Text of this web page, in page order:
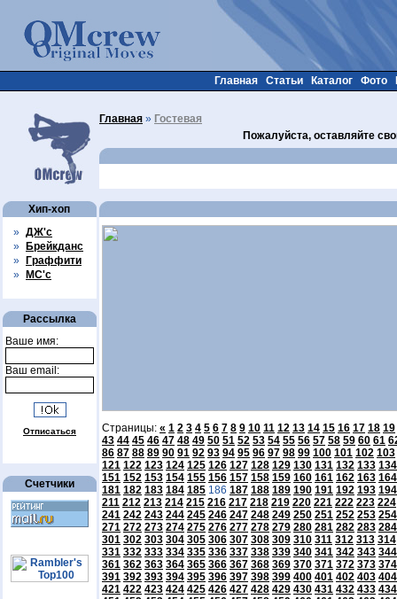
Хип-хоп
» ДЖ'с
»
Брейкданс
»
Граффити
»
МС'с
Рассылка
Ваше имя:
Ваш email:
Отписаться
Счетчики
Главная Статьи Каталог Фото
Главная » Гостевая
Пожалуйста, оставляйте
Страницы: « 1 2 3 4 5 6 7 8 9 10 11 12 13 14 15 16 17 18 19
43 44 45 46 47 48 49 50 51 52 53 54 55 56 57 58 59 60 61
86 87 88 89 90 91 92 93 94 95 96 97 98 99 100 101 102 103
121 122 123 124 125 126 127 128 129 130 131 132 133 134
151 152 153 154 155 156 157 158 159 160 161 162 163 164
181 182 183 184 185 186 187 188 189 190 191 192 193 194
211 212 213 214 215 216 217 218 219 220 221 222 223 224
241 242 243 244 245 246 247 248 249 250 251 252 253 254
271 272 273 274 275 276 277 278 279 280 281 282 283 284
301 302 303 304 305 306 307 308 309 310 311 312 313 314
331 332 333 334 335 336 337 338 339 340 341 342 343 344
361 362 363 364 365 366 367 368 369 370 371 372 373 374
391 392 393 394 395 396 397 398 399 400 401 402 403 404
421 422 423 424 425 426 427 428 429 430 431 432 433 434